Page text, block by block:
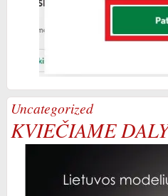
Uncategorized
KVIEČIAME